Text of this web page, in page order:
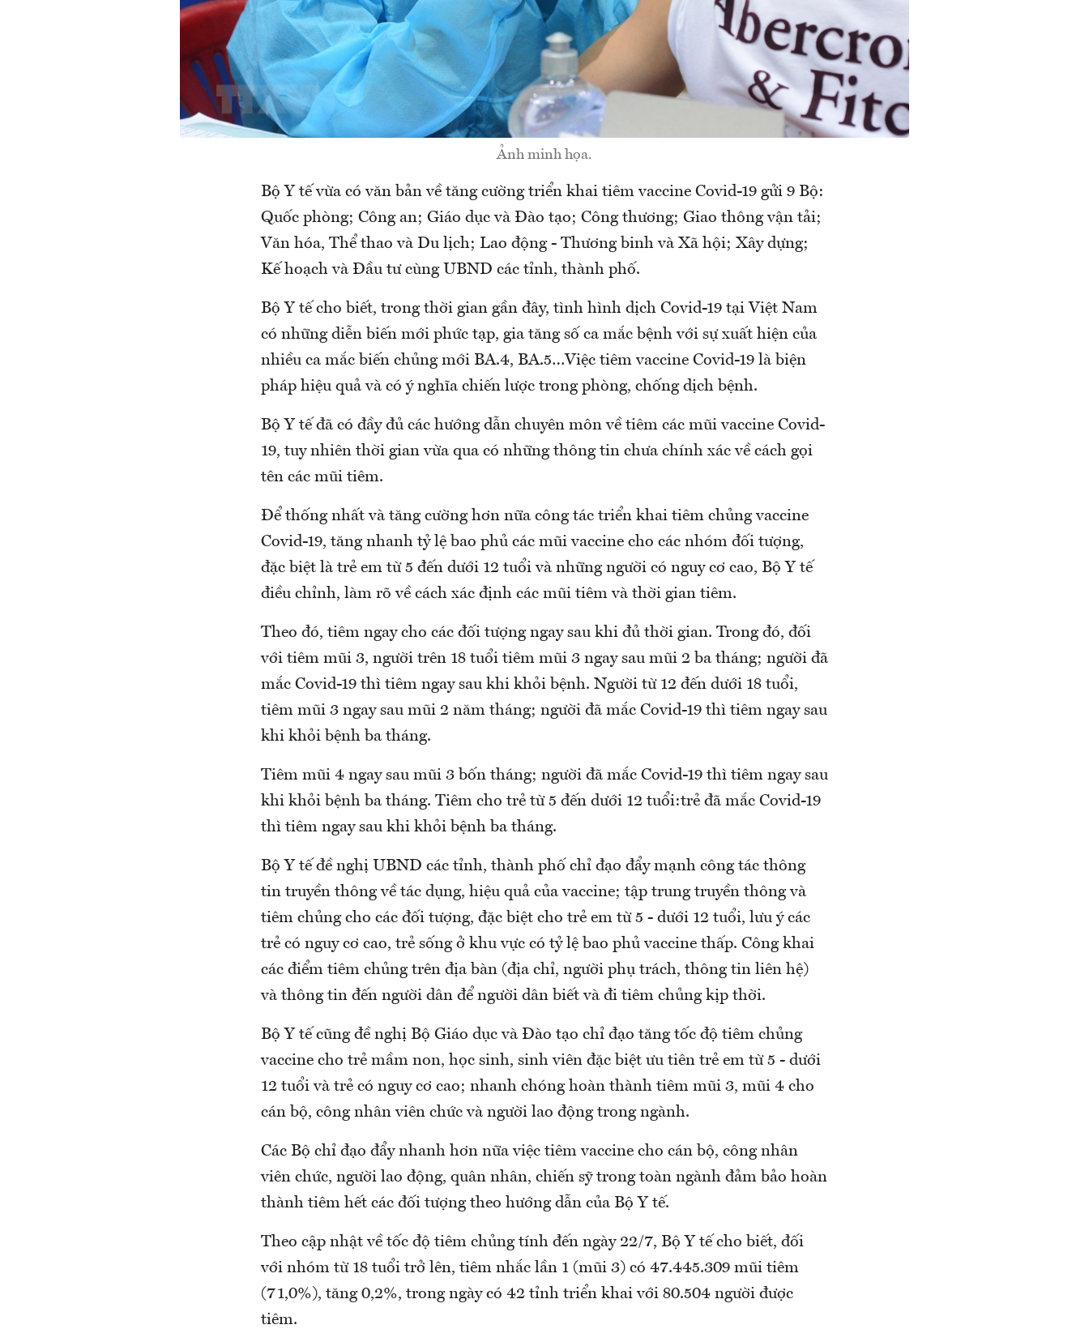
Ảnh minh họa.
Bộ Y tế vừa có văn bản về tăng cường triển khai tiêm vaccine Covid-19 gửi 9 Bộ:
Quốc phòng; Công an; Giáo dục và Đào tạo; Công thương; Giao thông vận tải;
Văn hóa, Thể thao và Du lịch; Lao động - Thương binh và Xã hội; Xây dựng;
Kế hoạch và Đầu tư cùng UBND các tỉnh, thành phố.
Bộ Y tế cho biết, trong thời gian gần đây, tình hình dịch Covid-19 tại Việt Nam
có những diễn biến mới phức tạp, gia tăng số ca mắc bệnh với sự xuất hiện của
nhiều ca mắc biến chủng mới BA.4, BA.5…Việc tiêm vaccine Covid-19 là biện
pháp hiệu quả và có ý nghĩa chiến lược trong phòng, chống dịch bệnh.
Bộ Y tế đã có đầy đủ các hướng dẫn chuyên môn về tiêm các mũi vaccine Covid-
19, tuy nhiên thời gian vừa qua có những thông tin chưa chính xác về cách gọi
tên các mũi tiêm.
Để thống nhất và tăng cường hơn nữa công tác triển khai tiêm chủng vaccine
Covid-19, tăng nhanh tỷ lệ bao phủ các mũi vaccine cho các nhóm đối tượng,
đặc biệt là trẻ em từ 5 đến dưới 12 tuổi và những người có nguy cơ cao, Bộ Y tế
điều chỉnh, làm rõ về cách xác định các mũi tiêm và thời gian tiêm.
Theo đó, tiêm ngay cho các đối tượng ngay sau khi đủ thời gian. Trong đó, đối
với tiêm mũi 3, người trên 18 tuổi tiêm mũi 3 ngay sau mũi 2 ba tháng; người đã
mắc Covid-19 thì tiêm ngay sau khi khỏi bệnh. Người từ 12 đến dưới 18 tuổi,
tiêm mũi 3 ngay sau mũi 2 năm tháng; người đã mắc Covid-19 thì tiêm ngay sau
khi khỏi bệnh ba tháng.
Tiêm mũi 4 ngay sau mũi 3 bốn tháng; người đã mắc Covid-19 thì tiêm ngay sau
khi khỏi bệnh ba tháng. Tiêm cho trẻ từ 5 đến dưới 12 tuổi:trẻ đã mắc Covid-19
thì tiêm ngay sau khi khỏi bệnh ba tháng.
Bộ Y tế đề nghị UBND các tỉnh, thành phố chỉ đạo đẩy mạnh công tác thông
tin truyền thông về tác dụng, hiệu quả của vaccine; tập trung truyền thông và
tiêm chủng cho các đối tượng, đặc biệt cho trẻ em từ 5 - dưới 12 tuổi, lưu ý các
trẻ có nguy cơ cao, trẻ sống ở khu vực có tỷ lệ bao phủ vaccine thấp. Công khai
các điểm tiêm chủng trên địa bàn (địa chỉ, người phụ trách, thông tin liên hệ)
và thông tin đến người dân để người dân biết và đi tiêm chủng kịp thời.
Bộ Y tế cũng đề nghị Bộ Giáo dục và Đào tạo chỉ đạo tăng tốc độ tiêm chủng
vaccine cho trẻ mầm non, học sinh, sinh viên đặc biệt ưu tiên trẻ em từ 5 - dưới
12 tuổi và trẻ có nguy cơ cao; nhanh chóng hoàn thành tiêm mũi 3, mũi 4 cho
cán bộ, công nhân viên chức và người lao động trong ngành.
Các Bộ chỉ đạo đẩy nhanh hơn nữa việc tiêm vaccine cho cán bộ, công nhân
viên chức, người lao động, quân nhân, chiến sỹ trong toàn ngành đảm bảo hoàn
thành tiêm hết các đối tượng theo hướng dẫn của Bộ Y tế.
Theo cập nhật về tốc độ tiêm chủng tính đến ngày 22/7, Bộ Y tế cho biết, đối
với nhóm từ 18 tuổi trở lên, tiêm nhắc lần 1 (mũi 3) có 47.445.309 mũi tiêm
(71,0%), tăng 0,2%, trong ngày có 42 tỉnh triển khai với 80.504 người được
tiêm.